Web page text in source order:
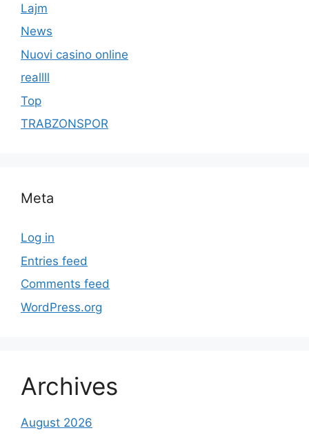
Lajm
News
Nuovi casino online
reallll
Top
TRABZONSPOR
Meta
Log in
Entries feed
Comments feed
WordPress.org
Archives
August 2026